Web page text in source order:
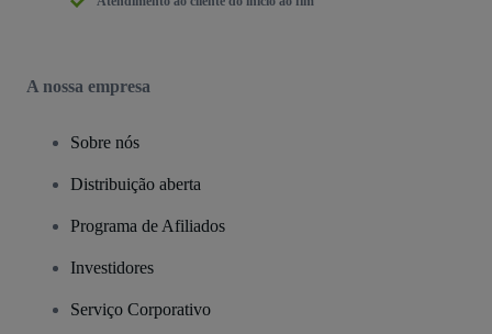
A nossa empresa
Sobre nós
Distribuição aberta
Programa de Afiliados
Investidores
Serviço Corporativo